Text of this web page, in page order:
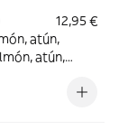
12,95 €
atún,
atún,